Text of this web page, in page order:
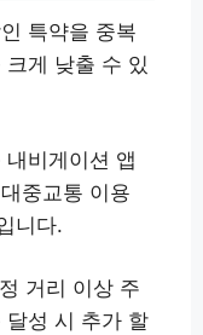
특약을 중복
게 낮출 수 있
비게이션 앱
중교통 이용
니다.
거리 이상 주
달성 시 추가 할